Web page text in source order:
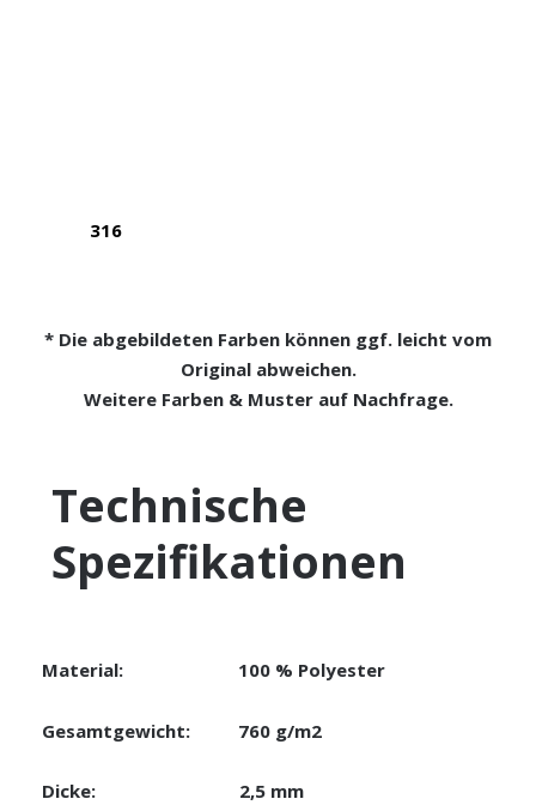
316
* Die abgebildeten Farben können ggf. leicht vom
Original abweichen.
Weitere Farben & Muster auf Nachfrage.
Technische
Spezifikationen
Material: 100 % Polyester
Gesamtgewicht: 760 g/m2
Dicke: 2,5 mm